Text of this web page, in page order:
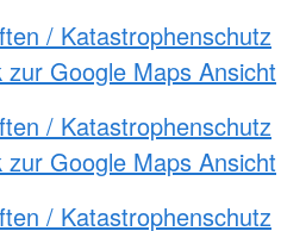
/ Katastrophenschutz
zur Google Maps Ansicht
/ Katastrophenschutz
zur Google Maps Ansicht
/ Katastrophenschutz